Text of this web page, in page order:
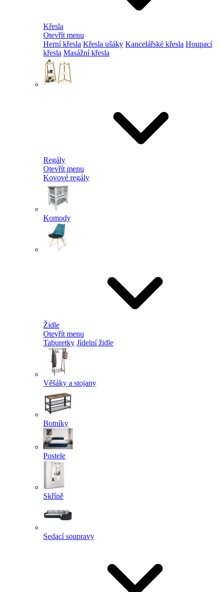
Křesla
Otevřít menu
Herní křesla Křesla ušáky Kancelářské křesla Houpací
křesla Masážní křesla
Regály
Otevřít menu
Kovové regály
Komody
Židle
Otevřít menu
Taburetky Jídelní židle
Věšáky a stojany
Botníky
Postele
Skříně
Sedací soupravy